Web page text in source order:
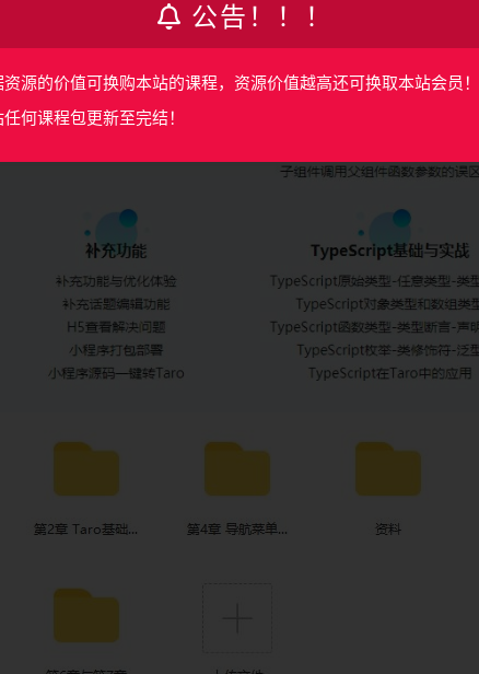
公告！！！
资源的价值可换购本站的课程，资源价值越高还可换取本站会员！
任何课程包更新至完结！